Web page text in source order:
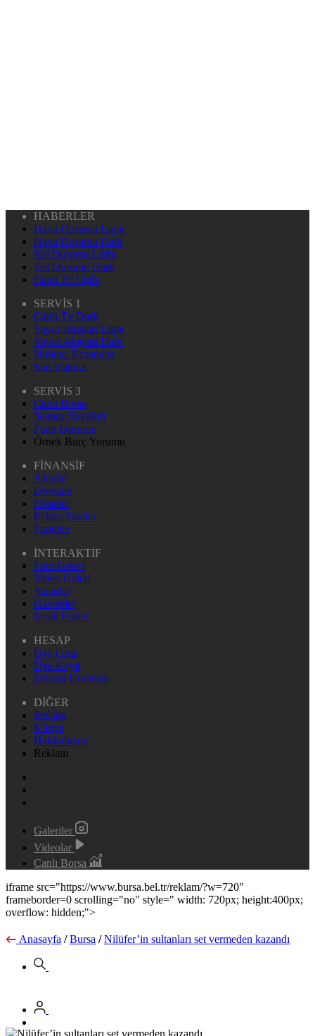
HABERLER
Hava Durumu Light
Hava Durumu Dark
Yol Durumu Light
Yol Durumu Dark
Canlı Tv Light
SERVİS 1
Canlı Tv Dark
Yayın Akışları Light
Yayın Akışları Dark
Nöbetçi Eczaneler
Son Dakika
SERVİS 3
Canlı Borsa
Namaz Vakitleri
Puan Durumu
Örnek Burç Yorumu
FİNANSİF
Altınlar
Dövizler
Hisseler
Kripto Paralar
Pariteler
İNTERAKTİF
Foto Galeri
Video Galeri
Yazarlar
Gazeteler
Sıcak Haber
HESAP
Üye Giriş
Üye Kayıt
Şifremi Unuttum
DİĞER
İletişim
Künye
Hakkımızda
Reklam
Galeriler
Videolar
Canlı Borsa
iframe src="https://www.bursa.bel.tr/reklam/?w=720"
frameborder=0 scrolling="no" style=" width: 720px; height:400px;
overflow: hidden;">
Anasayfa / Bursa / Nilüfer’in sultanları set vermeden kazandı